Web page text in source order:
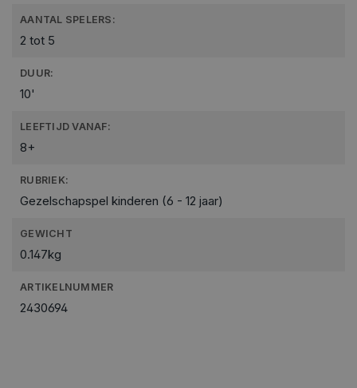
AANTAL SPELERS:
2 tot 5
DUUR:
10'
LEEFTIJD VANAF:
8+
RUBRIEK:
Gezelschapspel kinderen (6 - 12 jaar)
GEWICHT
0.147kg
ARTIKELNUMMER
2430694